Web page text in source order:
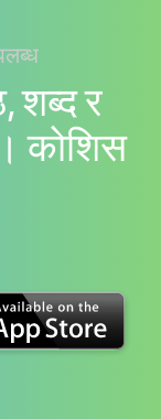
शब्द र
काेशिस